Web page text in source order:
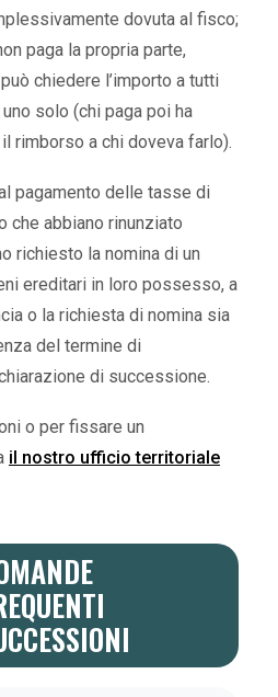
dovuta al fisco;
paga la propria parte,
chiedere l’importo a tutti
solo (chi paga poi ha
rimborso a chi doveva farlo).
pagamento delle tasse di
che abbiano rinunziato
richiesto la nomina di un
ereditari in loro possesso, a
o la richiesta di nomina sia
del termine di
di successione.
o per fissare un
il nostro ufficio territoriale